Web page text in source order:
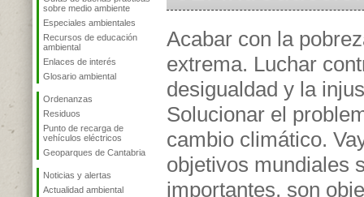
sobre medio ambiente
Especiales ambientales
Recursos de educación
ambiental
Enlaces de interés
Glosario ambiental
Ordenanzas
Residuos
Punto de recarga de
vehículos eléctricos
Geoparques de Cantabria
Noticias y alertas
Actualidad ambiental
Acabar con la
extrema. Luchar
desigualdad y la
Solucionar el
cambio climático.
objetivos mundiales
importantes, son